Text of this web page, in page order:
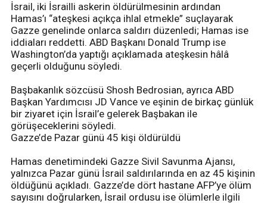
İsrail, iki İsrailli askerin öldürülmesinin ardından
Hamas’ı “ateşkesi açıkça ihlal etmekle” suçlayarak
Gazze genelinde onlarca saldırı düzenledi; Hamas ise
iddiaları reddetti. ABD Başkanı Donald Trump ise
Washington’da yaptığı açıklamada ateşkesin hâlâ
geçerli olduğunu söyledi.
Başbakanlık sözcüsü Shosh Bedrosian, ayrıca ABD
Başkan Yardımcısı JD Vance ve eşinin de birkaç günlük
bir ziyaret için İsrail’e gelerek Başbakan ile
görüşeceklerini söyledi.
Gazze’de Pazar günü 45 kişi öldürüldü
Hamas denetimindeki Gazze Sivil Savunma Ajansı,
yalnızca Pazar günü İsrail saldırılarında en az 45 kişinin
öldüğünü açıkladı. Gazze’de dört hastane AFP’ye ölüm
sayısını doğrularken, İsrail ordusu ise ölümlerle ilgili